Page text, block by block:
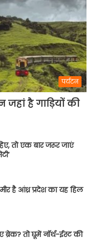
पर्यटन
है गाड़ियों की
तो एक बार जरूर जाएं
है आंध्र प्रदेश का यह हिल
ब्रेक? तो घूमें नॉर्थ-ईस्ट की